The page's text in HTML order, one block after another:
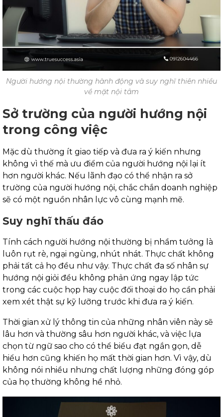
Người hướng nội thường hành động và suy nghĩ thiên nhiều
về mặt nội tâm
Sở trường của người hướng nội
trong công việc
Mặc dù thường ít giao tiếp và đưa ra ý kiến nhưng
không vì thế mà ưu điểm của người hướng nội lại ít
hơn người khác. Nếu lãnh đạo có thể nhận ra sở
trường của người hướng nội, chắc chắn doanh nghiệp
sẽ có một nguồn nhân lực vô cùng mạnh mẽ.
Suy nghĩ thấu đáo
Tính cách người hướng nội thường bị nhầm tưởng là
luôn rụt rè, ngại ngùng, nhút nhát. Thực chất không
phải tất cả họ đều như vậy. Thực chất đa số nhân sự
hướng nội giỏi đều không phản ứng ngay lập tức
trong các cuộc họp hay cuộc đối thoại do họ cần phải
xem xét thật sự kỹ lưỡng trước khi đưa ra ý kiến.
Thời gian xử lý thông tin của những nhân viên này sẽ
lâu hơn và thường sâu hơn người khác, và việc lựa
chọn từ ngữ sao cho có thể biểu đạt ngắn gọn, dễ
hiểu hơn cũng khiến họ mất thời gian hơn. Vì vậy, dù
không nói nhiều nhưng chất lượng những đóng góp
của họ thường không hề nhỏ.